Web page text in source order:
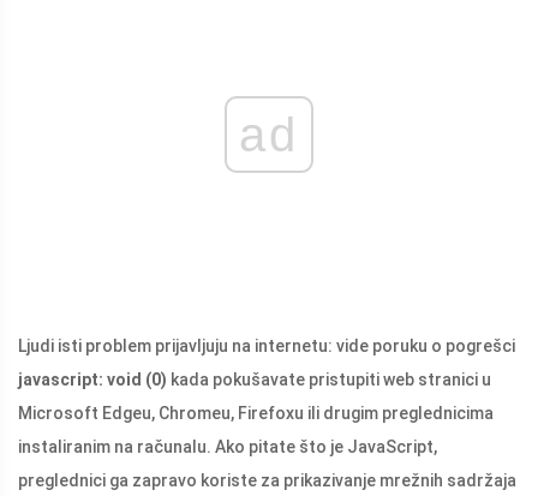
ad
Ljudi isti problem prijavljuju na internetu: vide poruku o pogrešci
javascript: void (0) kada pokušavate pristupiti web stranici u
Microsoft Edgeu, Chromeu, Firefoxu ili drugim preglednicima
instaliranim na računalu. Ako pitate što je JavaScript,
preglednici ga zapravo koriste za prikazivanje mrežnih sadržaja